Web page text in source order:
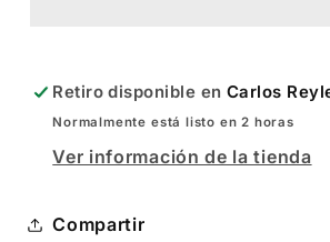
Retiro disponible en Carlos
Normalmente está listo en 2 horas
Ver información de la tienda
Compartir